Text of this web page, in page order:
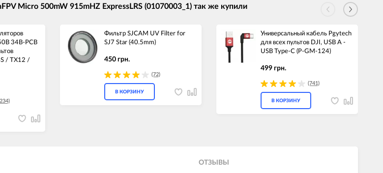
Micro 500mW 915mHZ ExpressLRS (01070003_1) так же купили
34B-PCB
/ TX12 /
Фильтр SJCAM UV Filter for
SJ7 Star (40.5mm)
450 грн.
(72)
В КОРЗИНУ
Универсальный кабель Pgytech
для всех пультов DJI, USB A -
USB Type-C (P-GM-124)
499 грн.
(741)
В КОРЗИНУ
ОТЗЫВЫ